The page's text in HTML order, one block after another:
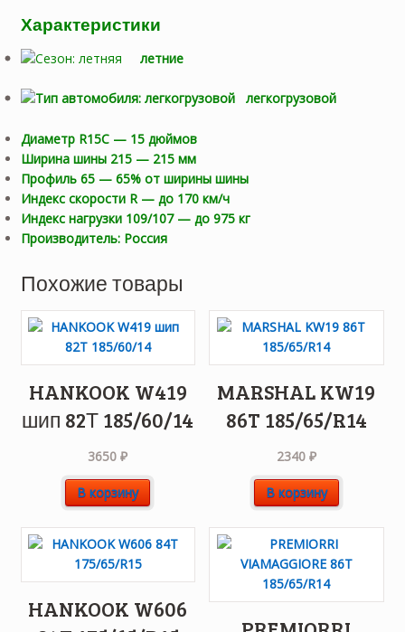
Характеристики
летние
легкогрузовой
Диаметр R15C — 15 дюймов
Ширина шины 215 — 215 мм
Профиль 65 — 65% от ширины шины
Индекс скорости R — до 170 км/ч
Индекс нагрузки 109/107 — до 975 кг
Производитель: Россия
Похожие товары
HANKOOK W419
шип 82Т 185/60/14
3650₽
В корзину
MARSHAL KW19
86T 185/65/R14
2340 ₽
В корзину
HANKOOK W606